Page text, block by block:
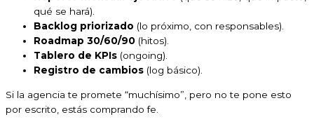
qué se hará).
Backlog priorizado (lo próximo, con responsables).
Roadmap 30/60/90 (hitos).
Tablero de KPIs (ongoing).
Registro de cambios (log básico).
Si la agencia te promete “muchísimo”, pero no te pone esto
por escrito, estás comprando fe.